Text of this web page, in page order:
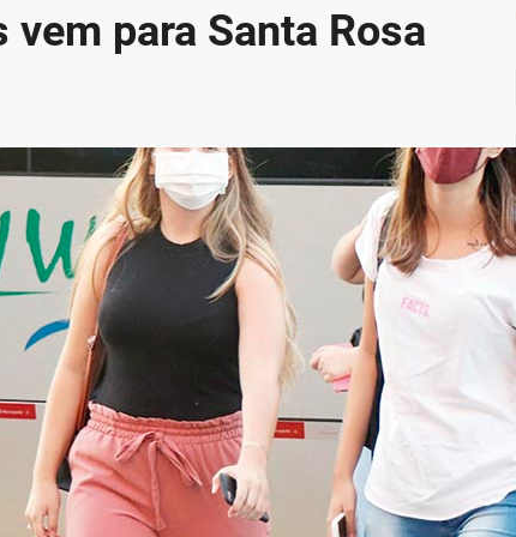
para Santa Rosa